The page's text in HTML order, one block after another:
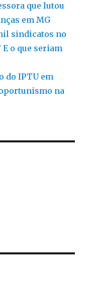
que lutou
em MG
sindicatos no
E o que seriam
do IPTU em
na